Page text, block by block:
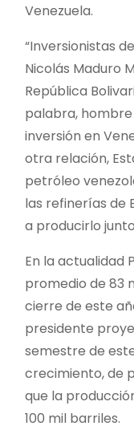
Venezuela.
“Inversionistas
Nicolás Maduro
República
palabra,
inversión en
otra relación,
petróleo
las refinerías de
a producirlo
En la actualidad
promedio de 83
cierre de este
presidente
semestre de
crecimiento, de
que la
100 mil barriles.